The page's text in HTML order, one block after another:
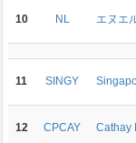
10 NL エヌエ
11 SINGY
12 CPCAY Cathay